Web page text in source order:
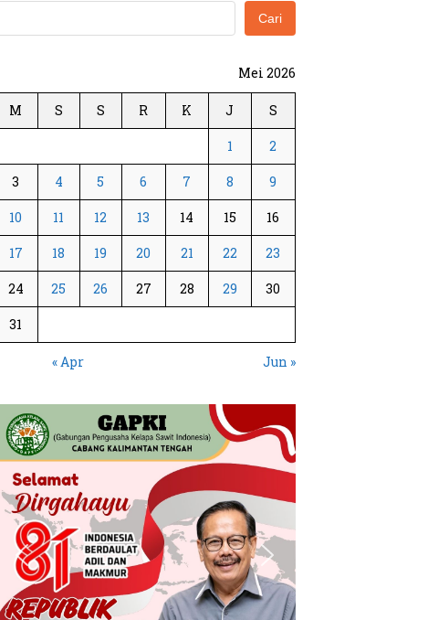
Cari
Mei 2026
M S S R K J S
1 2
3 4 5 6 7 8 9
10 11 12 13 14 15 16
17 18 19 20 21 22 23
24 25 26 27 28 29 30
31
« Apr Jun »